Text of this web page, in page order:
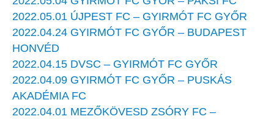
2022.05.01 ÚJPEST FC – GYIRMÓT FC GYŐR
2022.04.24 GYIRMÓT FC GYŐR – BUDAPEST
HONVÉD
2022.04.15 DVSC – GYIRMÓT FC GYŐR
2022.04.09 GYIRMÓT FC GYŐR – PUSKÁS
AKADÉMIA FC
2022.04.01 MEZŐKÖVESD ZSÓRY FC –